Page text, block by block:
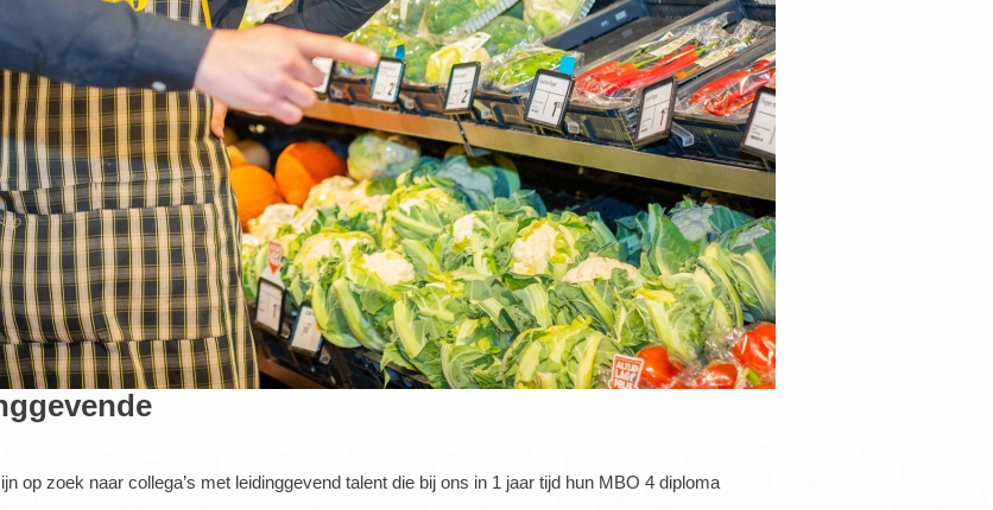
op zoek naar collega’s met leidinggevend talent die bij ons in 1 jaar tijd hun MBO 4 diploma